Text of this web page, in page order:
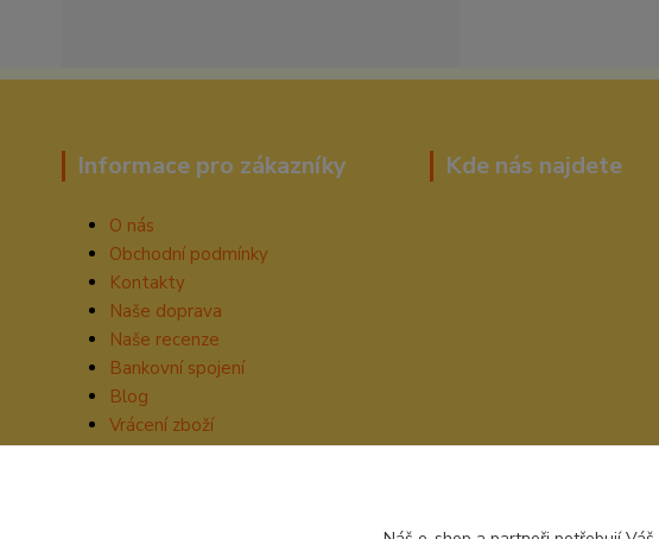
Informace pro zákazníky
O nás
Obchodní podmínky
Kontakty
Naše doprava
Naše recenze
Bankovní spojení
Blog
Vrácení zboží
Kde nás najdete